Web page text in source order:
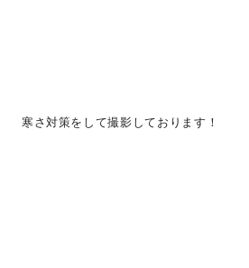
寒さ対策をして撮影しております！